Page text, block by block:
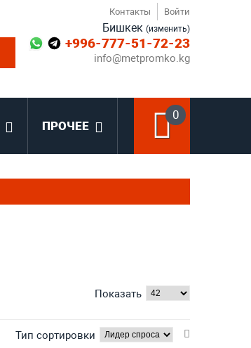
Бишкек (изменить)
+996-777-51-72-23
info@metpromko.kg
Контакты Войти
0
ПРОЧЕЕ
Показать
Тип сортировки